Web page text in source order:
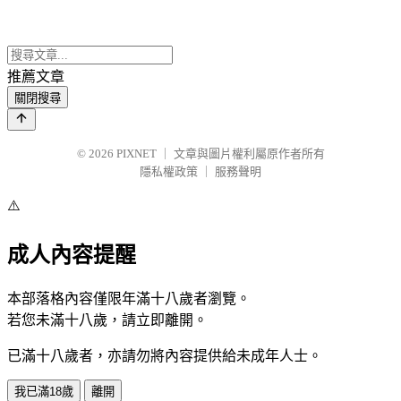
推薦文章
關閉搜尋
© 2026 PIXNET
文章與圖片權利屬原作者所有
隱私權政策
服務聲明
⚠️
成人內容提醒
本部落格內容僅限年滿十八歲者瀏覽。
若您未滿十八歲，請立即離開。
已滿十八歲者，亦請勿將內容提供給未成年人士。
我已滿18歲 離開